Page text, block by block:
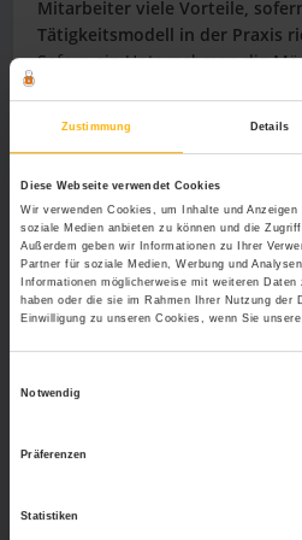
Zustimmung Details
Diese Webseite verwendet Cookies
Wir verwenden Cookies, um Inhalte und
soziale Medien anbieten zu können und die
Außerdem geben wir Informationen zu Ihrer
Partner für soziale Medien, Werbung und
Informationen möglicherweise mit weiteren
haben oder die sie im Rahmen Ihrer Nutzung der
Einwilligung zu unseren Cookies, wenn Sie
Notwendig
Präferenzen
Statistiken
Mitarbeiter viele Vorteile,
Tätigkeitsmodell in der Praxis
Sofern ein Unternehmen die
es den Mitarbeitern komplett
von Isolation ausgeschlossen
Sind Arbeitsplätze jedoch
eingerichtet, ist es wichtig, den
zwischen Unternehmen und
Dies kann beispielsweise durch
im Unternehmen erfolgen, fest
welche im jeweiligen
durch ein soziales Netzwerk,
ausgelegt ist.
Soziale und
Informationsfluss, damit aus